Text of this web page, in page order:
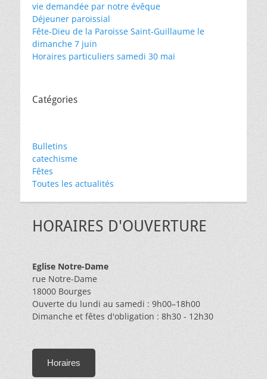
vie demandée par notre évêque
Déjeuner paroissial
Fête-Dieu de la Paroisse Saint-Guillaume le
dimanche 7 juin
Horaires particuliers samedi 30 mai
Catégories
Bulletins
catechisme
Fêtes
Toutes les actualités
HORAIRES D'OUVERTURE
Eglise Notre-Dame
rue Notre-Dame
18000 Bourges
Ouverte du lundi au samedi : 9h00–18h00
Dimanche et fêtes d'obligation : 8h30 - 12h30
Horaires